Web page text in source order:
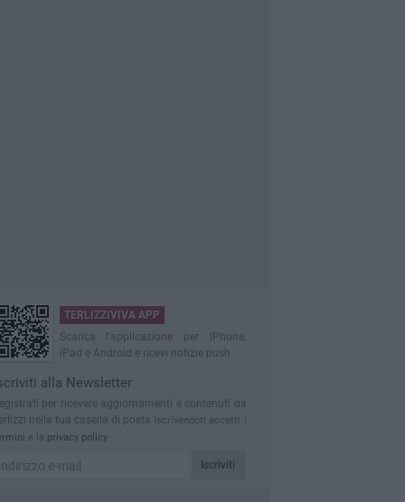
TERLIZZIVIVA APP
Scarica l'applicazione per iPhone,
iPad e Android e ricevi notizie push
alla Newsletter
per ricevere aggiornamenti e contenuti da
nella tua casella di posta Iscrivendoti accetti i
e la privacy policy
Iscriviti